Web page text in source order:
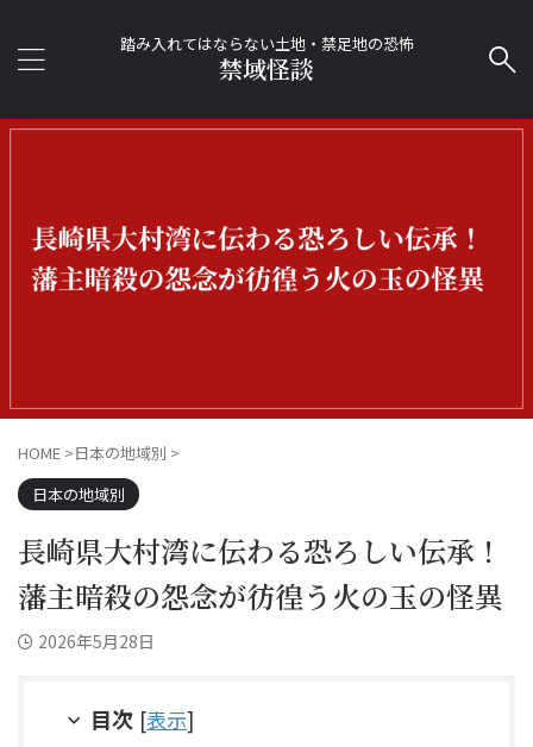
踏み入れてはならない土地・禁足地の恐怖
禁域怪談
HOME >日本の地域別 >
日本の地域別
長崎県大村湾に伝わる恐ろしい伝承！
藩主暗殺の怨念が彷徨う火の玉の怪異
2026年5月28日
目次 [表示]